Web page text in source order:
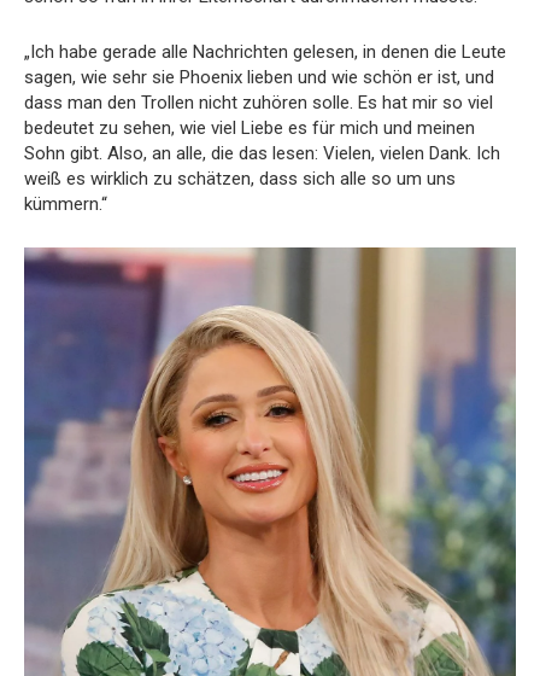
„Ich habe gerade alle Nachrichten gelesen, in denen die Leute
sagen, wie sehr sie Phoenix lieben und wie schön er ist, und
dass man den Trollen nicht zuhören solle. Es hat mir so viel
bedeutet zu sehen, wie viel Liebe es für mich und meinen
Sohn gibt. Also, an alle, die das lesen: Vielen, vielen Dank. Ich
weiß es wirklich zu schätzen, dass sich alle so um uns
kümmern.“